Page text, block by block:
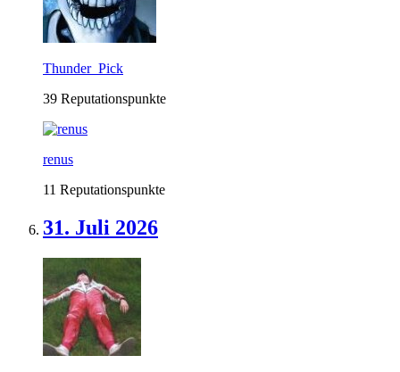
Thunder_Pick
39 Reputationspunkte
renus
11 Reputationspunkte
31. Juli 2026